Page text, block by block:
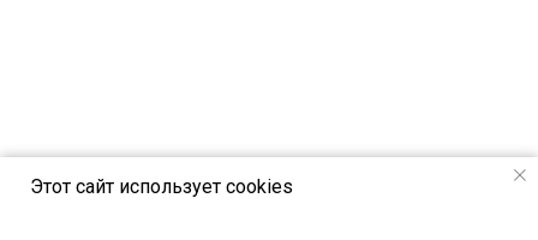
Этот сайт использует cookies